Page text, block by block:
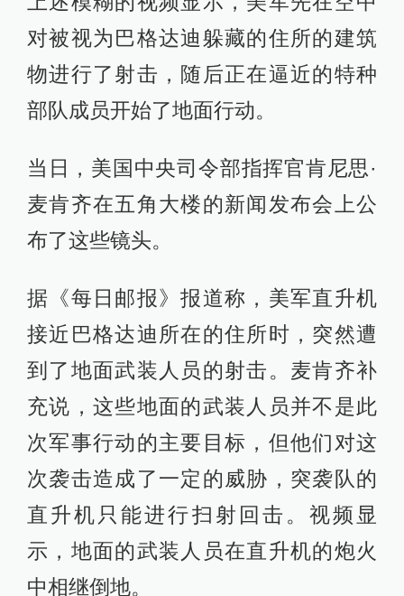
对被视为巴格达迪躲藏的住所的建筑
物进行了射击，随后正在逼近的特种
部队成员开始了地面行动。
当日，美国中央司令部指挥官肯尼思·
麦肯齐在五角大楼的新闻发布会上公
布了这些镜头。
据《每日邮报》报道称，美军直升机
接近巴格达迪所在的住所时，突然遭
到了地面武装人员的射击。麦肯齐补
充说，这些地面的武装人员并不是此
次军事行动的主要目标，但他们对这
次袭击造成了一定的威胁，突袭队的
直升机只能进行扫射回击。视频显
示，地面的武装人员在直升机的炮火
中相继倒地。